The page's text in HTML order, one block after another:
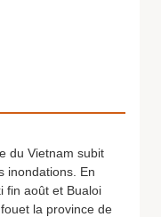
du Vietnam subit
inondations. En
fin août et Bualoi
la province de